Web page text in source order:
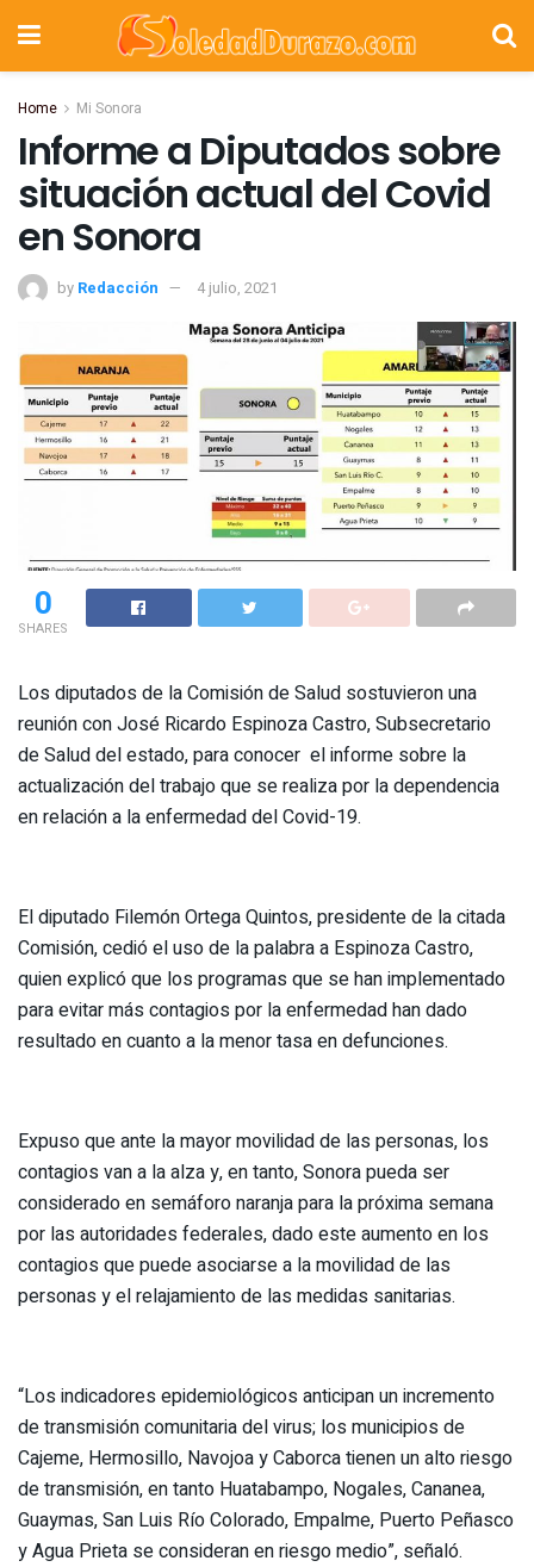
Home Mi Sonora
Informe a Diputados sobre
situación actual del Covid
en Sonora
by Redacción 4 julio, 2021
0
SHARES
Los diputados de la Comisión de Salud sostuvieron una
reunión con José Ricardo Espinoza Castro, Subsecretario
de Salud del estado, para conocer el informe sobre la
actualización del trabajo que se realiza por la dependencia
en relación a la enfermedad del Covid-19.
El diputado Filemón Ortega Quintos, presidente de la citada
Comisión, cedió el uso de la palabra a Espinoza Castro,
quien explicó que los programas que se han implementado
para evitar más contagios por la enfermedad han dado
resultado en cuanto a la menor tasa en defunciones.
Expuso que ante la mayor movilidad de las personas, los
contagios van a la alza y, en tanto, Sonora pueda ser
considerado en semáforo naranja para la próxima semana
por las autoridades federales, dado este aumento en los
contagios que puede asociarse a la movilidad de las
personas y el relajamiento de las medidas sanitarias.
“Los indicadores epidemiológicos anticipan un incremento
de transmisión comunitaria del virus; los municipios de
Cajeme, Hermosillo, Navojoa y Caborca tienen un alto riesgo
de transmisión, en tanto Huatabampo, Nogales, Cananea,
Guaymas, San Luis Río Colorado, Empalme, Puerto Peñasco
y Agua Prieta se consideran en riesgo medio”, señaló.